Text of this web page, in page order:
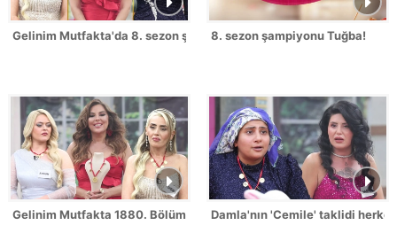
Gelinim Mutfakta'da 8. sezon şampiyonu kim oldu?
8. sezon şampiyonu Tuğba!
Gelinim Mutfakta 1880. Bölümde gün birincisi kim oldu?
Damla'nın 'Cemile' taklidi